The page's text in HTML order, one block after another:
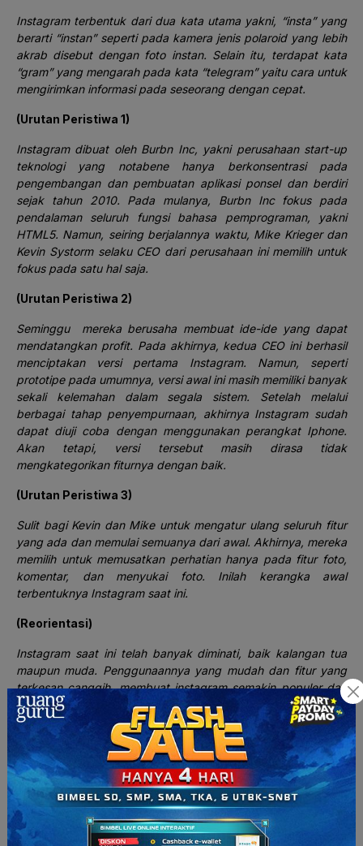
Instagram terbentuk dari dua kata utama yakni, “insta” yang
berarti “instan” seperti pada kamera jenis polaroid yang lebih
akrab disebut dengan foto instan. Selain itu, terdapat kata
“gram” yang mengarah pada kata “telegram” yaitu cara untuk
mengirimkan informasi pada seseorang dengan cepat.
(Urutan Peristiwa 1)
Instagram dibuat oleh Burbn Inc, yakni perusahaan start-up
teknologi yang notabene hanya berkonsentrasi pada
pengembangan dan pembuatan aplikasi ponsel dan berdiri
sejak tahun 2010. Pada mulanya, Burbn Inc fokus pada
pendalaman seluruh fungsi bahasa pemprograman, yakni
HTML5. Namun, seiring berjalannya waktu, Mike Krieger dan
Kevin Systorm selaku CEO dari perusahaan ini memilih untuk
fokus pada satu hal saja.
(Urutan Peristiwa 2)
Seminggu mereka berusaha membuat ide-ide yang dapat
mendatangkan profit. Pada akhirnya, kedua CEO ini berhasil
menciptakan versi pertama Instagram. Namun, seperti
prototipe pada umumnya, versi awal ini masih memiliki banyak
sekali kelemahan dalam segala sistem. Setelah melalui
berbagai tahap penyempurnaan, akhirnya Instagram sudah
dapat diuji coba dengan menggunakan perangkat Iphone.
Akan tetapi, versi tersebut masih dirasa tidak
mengkategorikan fiturnya dengan baik.
(Urutan Peristiwa 3)
Sulit bagi Kevin dan Mike untuk mengatur ulang seluruh fitur
yang ada dan memulai semuanya dari awal. Akhirnya, mereka
memilih untuk memusatkan perhatian hanya pada fitur foto,
komentar, dan menyukai foto. Inilah kerangka awal
terbentuknya Instagram saat ini.
(Reorientasi)
Instagram saat ini telah banyak diminati, baik kalangan tua
maupun muda. Penggunaannya yang mudah dan fitur yang
terkesan canggih, membuat instagram semakin populer dari
tahun ke tahun. Dengan jejaring sosial Instagram, kini kita
dapat mengetahui segala aktivitas teman-teman kita hanya
dengan melihat foto dan video mereka.